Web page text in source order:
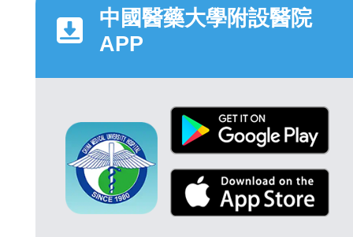
中國醫藥大學附設醫院
APP